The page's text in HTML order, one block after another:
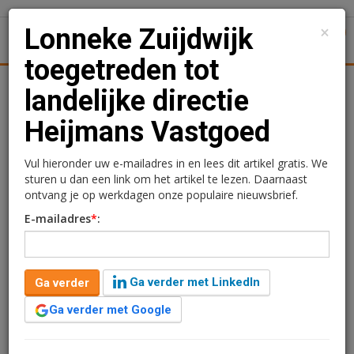
Juridisch | Fiscaal Transacties
Lonneke Zuijdwijk
toegetreden tot landelijke
directie Heijmans
Vastgoed
Redactie
11 juni 2024 om 12:26
1 minuut leestijd
Lonneke Zuijdwijk is toegetreden tot de landelijke
×
Lonneke Zuijdwijk
toegetreden tot
landelijke directie
Heijmans Vastgoed
Vul hieronder uw e-mailadres in en lees dit artikel gratis. We
sturen u dan een link om het artikel te lezen. Daarnaast
ontvang je op werkdagen onze populaire nieuwsbrief.
E-mailadres*:
Ga verder
Ga verder met LinkedIn
Ga verder met Google